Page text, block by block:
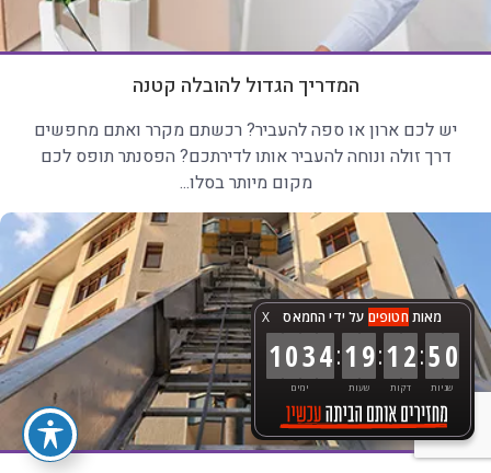
המדריך הגדול להובלה קטנה
יש לכם ארון או ספה להעביר? רכשתם מקרר ואתם מחפשים
דרך זולה ונוחה להעביר אותו לדירתכם? הפסנתר תופס לכם
מקום מיותר בסלו...
X מאותחטופים על ידי החמאס
1034
ימים
:19
שעות
:12
דקות
:52
שניות